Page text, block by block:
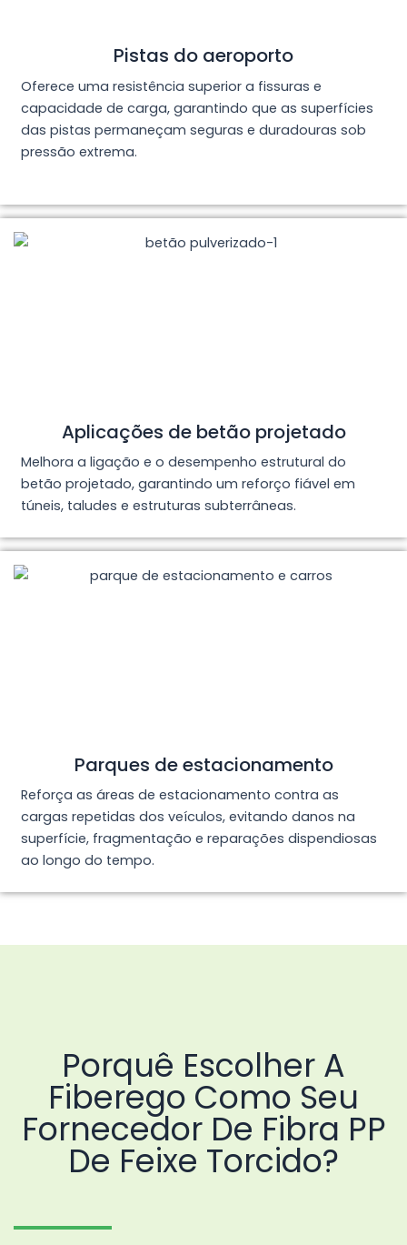
Pistas do aeroporto
Oferece uma resistência superior a fissuras e
capacidade de carga, garantindo que as superfícies
das pistas permaneçam seguras e duradouras sob
pressão extrema.
Aplicações de betão projetado
Melhora a ligação e o desempenho estrutural do
betão projetado, garantindo um reforço fiável em
túneis, taludes e estruturas subterrâneas.
Parques de estacionamento
Reforça as áreas de estacionamento contra as
cargas repetidas dos veículos, evitando danos na
superfície, fragmentação e reparações dispendiosas
ao longo do tempo.
Porquê Escolher A
Fiberego Como Seu
Fornecedor De Fibra PP
De Feixe Torcido?